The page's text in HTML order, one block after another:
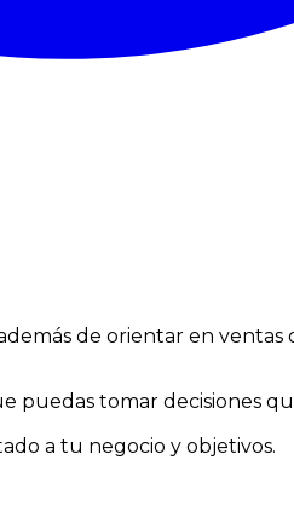
de orientar en
puedas tomar decisiones
a tu negocio y objetivos.